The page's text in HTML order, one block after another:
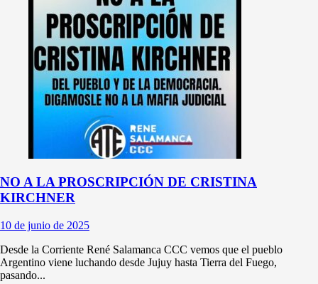
NO A LA PROSCRIPCIÓN DE CRISTINA
KIRCHNER
10 de junio de 2025
Desde la Corriente René Salamanca CCC vemos que el pueblo
Argentino viene luchando desde Jujuy hasta Tierra del Fuego,
pasando...